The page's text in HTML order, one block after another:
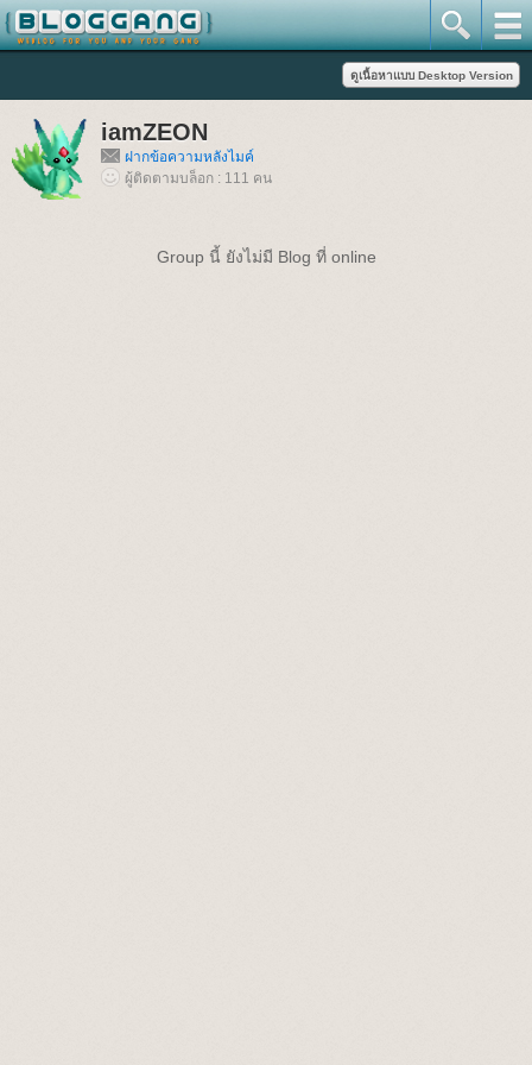
iamZEON
ฝากข้อความหลังไมค์
ผู้ติดตามบล็อก : 111 คน
Group นี้ ยังไม่มี Blog ที่ online